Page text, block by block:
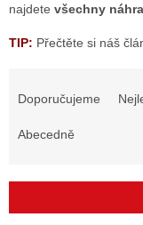
najdete všechny
TIP: Přečtěte si náš
r
Doporučujeme
Abecedně